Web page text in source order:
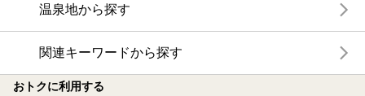
温泉地から探す
関連キーワードから探す
おトクに利用する